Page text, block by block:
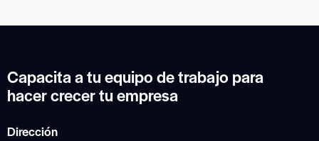
Capacita a tu equipo de trabajo para
hacer crecer tu empresa
Dirección